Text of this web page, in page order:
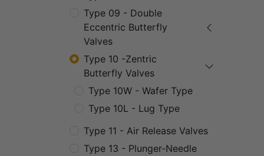
Type 09 - Double
Eccentric Butterfly
Valves
Type 10 -Zentric
Butterfly Valves
Type 10W - Wafer Type
Type 10L - Lug Type
Type 11 - Air Release Valves
Type 13 - Plunger-Needle